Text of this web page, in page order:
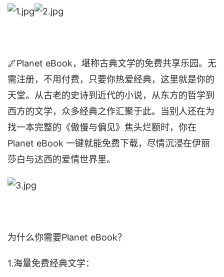
🌌Planet eBook，堪称古典文学的免费共享乐园。无
需注册，不用付费，只要你热爱经典，这里就是你的
天堂。从古老的史诗到近代的小说，从东方的哲学到
西方的文学，众多经典之作汇聚于此。当别人还在为
找一本完整的《傲慢与偏见》焦头烂额时，你在
Planet eBook 一键就能免费下载，尽情沉浸在伊丽
莎白与达西的爱情世界里。
为什么你需要Planet eBook？
1.海量免费经典文学：